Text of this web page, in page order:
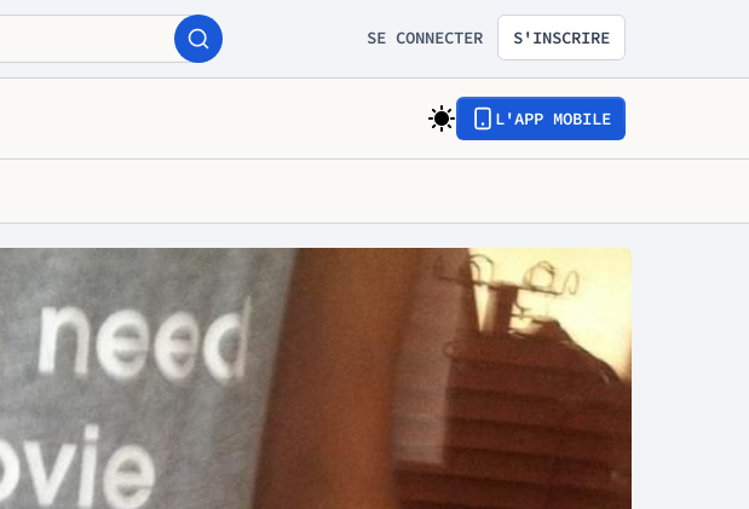
SE CONNECTER S'INSCRIRE
L'APP MOBILE